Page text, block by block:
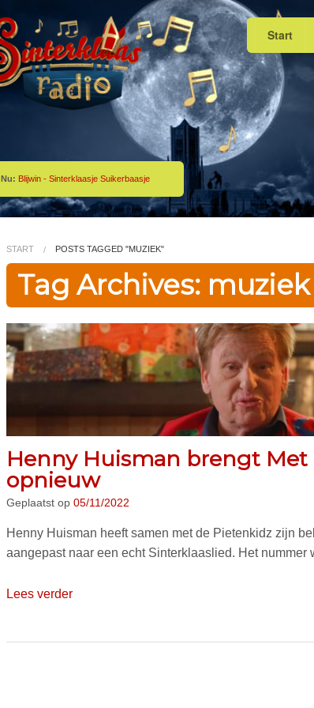
Start
Nu: Blijwin - Sinterklaasje Suikerbaasje
START POSTS TAGGED "MUZIEK"
Tag Archives: muziek
Henny Huisman brengt Met
opnieuw
Geplaatst op 05/11/2022
Henny Huisman heeft samen met de Pietenkidz zijn
aangepast naar een echt Sinterklaaslied. Het nummer
Lees verder